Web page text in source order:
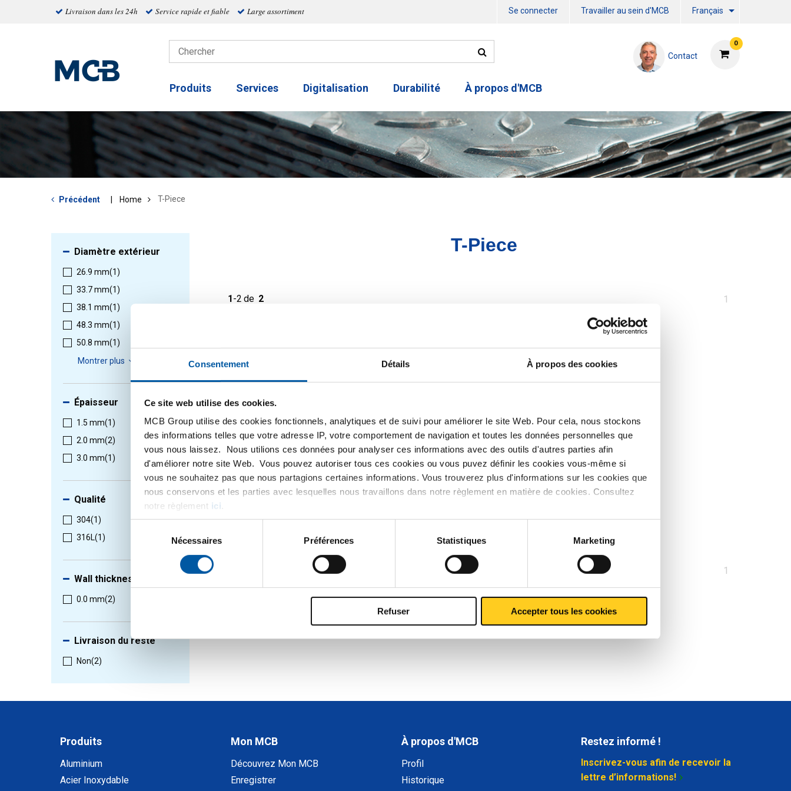
Consentement Détails À propos des cookies
Ce site web utilise des cookies.
MCB Group utilise des cookies fonctionnels, analytiques et de suivi pour améliorer le site Web. Pour cela, nous stockons
des informations telles que votre adresse IP, votre comportement de navigation et toutes les données personnelles que
vous nous laissez. Nous utilions ces données pour analyser ces informations avec des outils d'autres parties afin
d'améliorer notre site Web. Vous pouvez autoriser tous ces cookies ou vous puvez définir les cookies vous-même si
vous ne souhaitez pas que nous partagions certaines informations. Vous trouverez plus d'informations sur les cookies que
nous conservons et les parties avec lesquelles nous travaillons dans notre règlement en matière de cookies. Consultez
notre règlement ici
consentement
Nécessaires Préférences Statistiques Marketing
Refuser Accepter tous les cookies
Livraison dans les 24h Service rapide et fiable Large assortiment Se connecter Travailler au sein d'MCB Français
0
Contact
Produits Services Digitalisation Durabilité À propos d'MCB
Précédent Home T-Piece
Diamètre extérieur
26.9 mm(1)
33.7 mm(1)
38.1 mm(1)
48.3 mm(1)
50.8 mm(1)
Montrer plus
Épaisseur
1.5 mm(1)
2.0 mm(2)
3.0 mm(1)
Qualité
304(1)
316L(1)
Wall thickness
0.0 mm(2)
Livraison du reste
Non(2)
T-Piece
1 -2 de 2
Vous
1
316L pressed Equal T-
piece
2430-0327
1.4301/304 welded T-
piece short,pickled, DIN,
TK
Selectionner la dimension
Vous
1
Produits
Aluminium
Acier Inoxydable
Mon MCB
Découvrez Mon MCB
Enregistrer
À propos d'MCB
Profil
Historique
Restez informé !
Inscrivez-vous afin de recevoir la
lettre d’informations!